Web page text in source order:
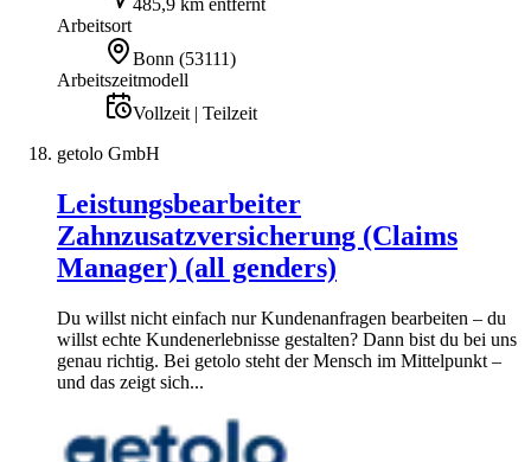
Arbeitsort
Bonn (53111)
Arbeitszeitmodell
Vollzeit | Teilzeit
getolo GmbH
Leistungsbearbeiter
Zahnzusatzversicherung (Claims
Manager) (all genders)
Du willst nicht einfach nur Kundenanfragen bearbeiten – du
willst echte Kundenerlebnisse gestalten? Dann bist du bei uns
genau richtig. Bei getolo steht der Mensch im Mittelpunkt –
und das zeigt sich...